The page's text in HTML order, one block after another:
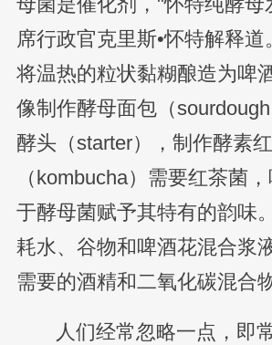
席行政官克里斯•怀特解释道
将温热的粒状黏糊酿造为啤
像制作酵母面包（
酵头（starter），制作酵素
（kombucha）需要红茶菌
于酵母菌赋予其特有的韵味
耗水、谷物和啤酒花混合浆
需要的酒精和二氧化碳混合物
人们经常忽略一点，即